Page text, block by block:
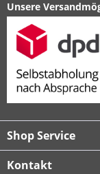
Unsere
Shop Service
Kontakt